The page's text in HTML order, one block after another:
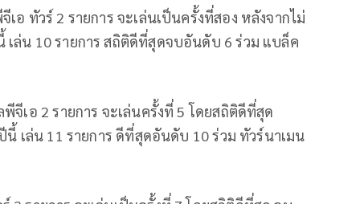
ทัวร์ 2 รายการ จะเล่นเป็นครั้งที่สอง หลังจากไม่
ล่น 10 รายการ สถิติดีที่สุดจบอันดับ 6 ร่วม แบล็ค
เอ 2 รายการ จะเล่นครั้งที่ 5 โดยสถิติดีที่สุด
เล่น 11 รายการ ดีที่สุดอันดับ 10 ร่วม ทัวร์นาเมน